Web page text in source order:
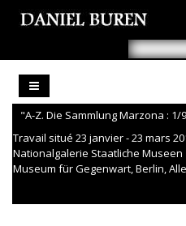
"A-Z. Die Sammlung Marzona : 1/
Travail situé 23 janvier - 23 mars
Nationalgalerie Staatliche
Museum für Gegenwart, Berlin,